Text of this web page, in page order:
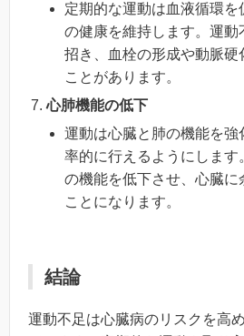
定期的な運動は血液循環を
の健康を維持します。運動
招き、血栓の形成や動脈硬
ことがあります。
心肺機能の低下
運動は心臓と肺の機能を強
率的に行えるようにします
の機能を低下させ、心臓に
ことになります。
結論
運動不足は心臓病のリスクを高